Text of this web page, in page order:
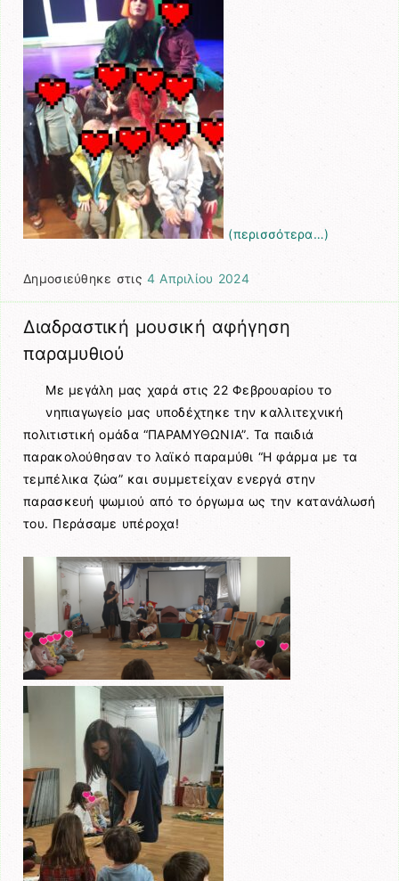
(περισσότερα…)
Δημοσιεύθηκε στις 4 Απριλίου 2024
Διαδραστική μουσική αφήγηση
παραμυθιού
Με μεγάλη μας χαρά στις 22 Φεβρουαρίου το
νηπιαγωγείο μας υποδέχτηκε την καλλιτεχνική
πολιτιστική ομάδα “ΠΑΡΑΜΥΘΩΝΙΑ”. Τα παιδιά
παρακολούθησαν το λαϊκό παραμύθι “Η φάρμα με τα
τεμπέλικα ζώα” και συμμετείχαν ενεργά στην
παρασκευή ψωμιού από το όργωμα ως την κατανάλωσή
του. Περάσαμε υπέροχα!